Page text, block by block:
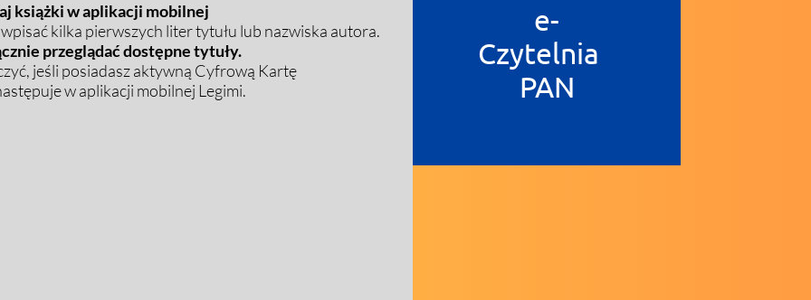
książki w aplikacji mobilnej
kilka pierwszych liter tytułu lub nazwiska autora.
przeglądać dostępne tytuły.
jeśli posiadasz aktywną Cyfrową Kartę
w aplikacji mobilnej Legimi.
e-
Czytelnia
PAN